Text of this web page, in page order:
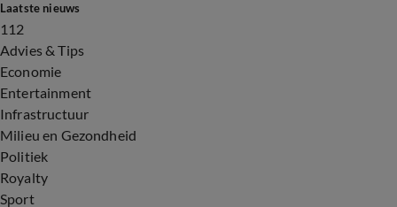
Laatste nieuws
112
Advies & Tips
Economie
Entertainment
Infrastructuur
Milieu en Gezondheid
Politiek
Royalty
Sport